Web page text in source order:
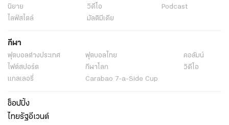
นิยาย
วิดีโอ
Podcast
ไลฟ์สไตล์
มัลติมีเดีย
กีฬา
ฟุตบอลต่่างประเทศ ฟุตบอลไทย
คอลัมน์
ไฟต์สปอร์ต
กีฬาโลก
วิดีโอ
แกลเลอรี่
Carabao 7-a-Side Cup
ช็อปปิ้ง
ไทยรัฐอีเวนต์